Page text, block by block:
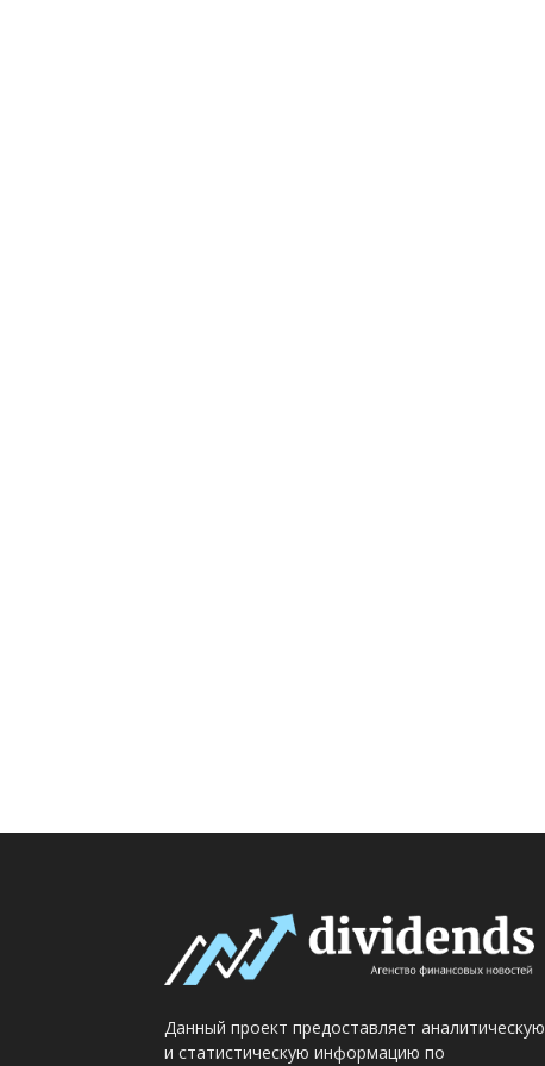
Данный проект предоставляет аналитическую
и статистическую информацию по